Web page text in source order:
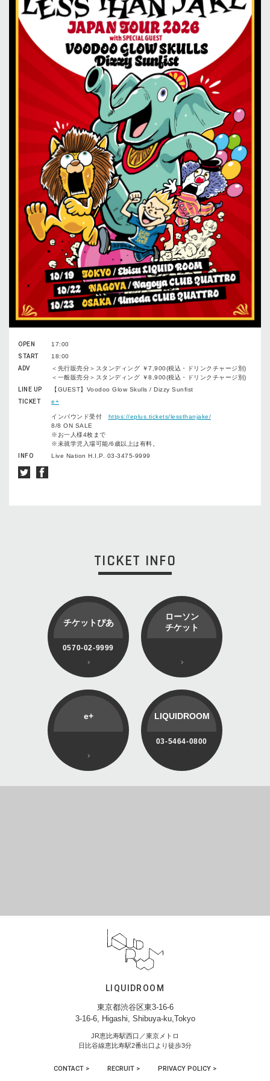
OPEN
17:00
START
18:00
ADV
＜先⾏販売分＞スタンディング ￥7,900(税込・ドリンクチャージ別)
＜⼀般販売分＞スタンディング ￥8,900(税込・ドリンクチャージ別)
LINE UP
【GUEST】Voodoo Glow Skulls / Dizzy Sunfist
TICKET
e+
インバウンド受付 https://eplus.tickets/lessthanjake/
8/8 ON SALE
※お⼀⼈様4枚まで
※未就学児⼊場可能/6歳以上は有料。
INFO
Live Nation H.I.P. 03-3475-9999
TICKET INFO
チケットぴあ
0570-02-9999
ローソン
チケット
e+ LIQUIDROOM
03-5464-0800
LIQUIDROOM
東京都渋谷区東3-16-6
3-16-6, Higashi, Shibuya-ku,Tokyo
JR恵比寿駅西口／東京メトロ
日比谷線恵比寿駅2番出口より徒歩3分
CONTACT > RECRUIT > PRIVACY POLICY >